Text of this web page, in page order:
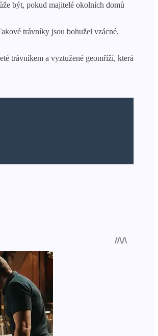
být, pokud majitelé okolních domů
trávníky jsou bohužel vzácné,
trávníkem a vyztužené geomříží, která